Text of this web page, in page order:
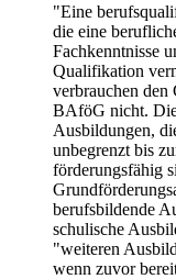
"Eine
die eine
Fachkenntnisse
Qualifikation
verbrauchen den
BAföG nicht.
Ausbildungen,
unbegrenzt bis
förderungsfähig
berufsbildende
schulische
"weiteren
wenn zuvor